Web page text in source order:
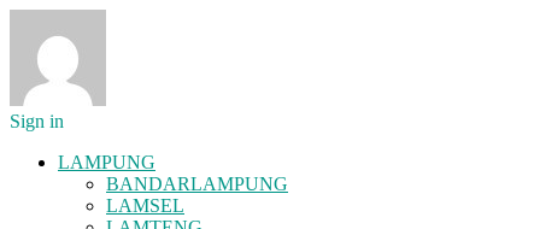
Sign in
LAMPUNG
BANDARLAMPUNG
LAMSEL